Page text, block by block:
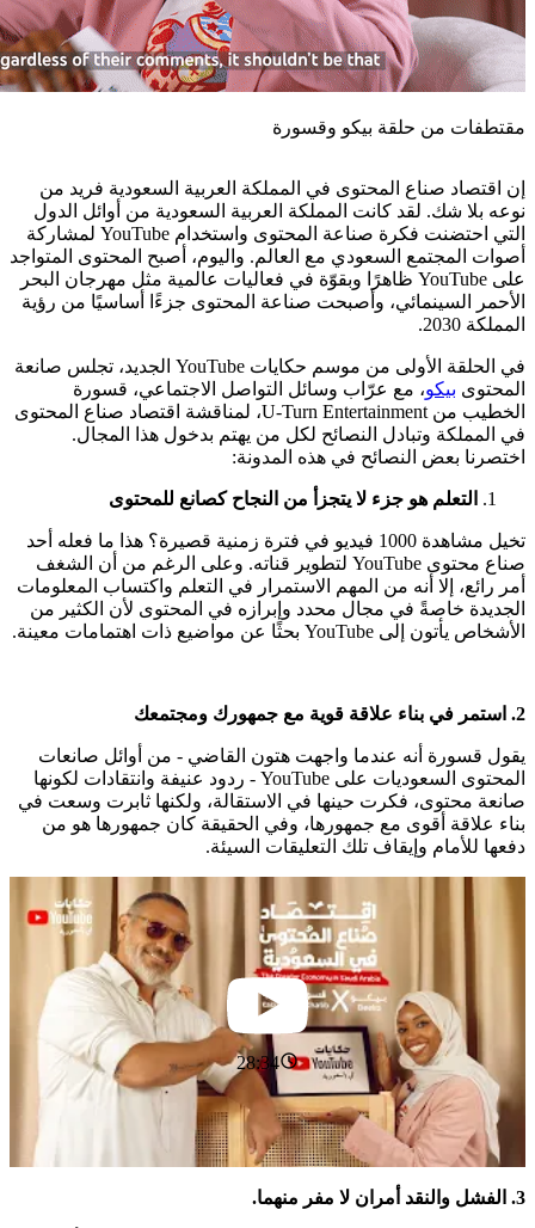
مقتطفات من حلقة بيكو وقسورة
إن اقتصاد صناع المحتوى في المملكة العربية السعودية فريد من
نوعه بلا شك. لقد كانت المملكة العربية السعودية من أوائل الدول
التي احتضنت فكرة صناعة المحتوى واستخدام YouTube لمشاركة
أصوات المجتمع السعودي مع العالم. واليوم، أصبح المحتوى المتواجد
على YouTube ظاهرًا وبقوّة في فعاليات عالمية مثل مهرجان البحر
الأحمر السينمائي، وأصبحت صناعة المحتوى جزءًا أساسيًا من رؤية
المملكة 2030.
في الحلقة الأولى من موسم حكايات YouTube الجديد، تجلس صانعة
المحتوى بيكو، مع عرّاب وسائل التواصل الاجتماعي، قسورة
الخطيب من U-Turn Entertainment، لمناقشة اقتصاد صناع المحتوى
في المملكة وتبادل النصائح لكل من يهتم بدخول هذا المجال.
اختصرنا بعض النصائح في هذه المدونة:
التعلم هو جزء لا يتجزأ من النجاح كصانع للمحتوى
تخيل مشاهدة 1000 فيديو في فترة زمنية قصيرة؟ هذا ما فعله أحد
صناع محتوى YouTube لتطوير قناته. وعلى الرغم من أن الشغف
أمر رائع، إلا أنه من المهم الاستمرار في التعلم واكتساب المعلومات
الجديدة خاصةً في مجال محدد وإبرازه في المحتوى لأن الكثير من
الأشخاص يأتون إلى YouTube بحثًا عن مواضيع ذات اهتمامات معينة.
2. استمر في بناء علاقة قوية مع جمهورك ومجتمعك
يقول قسورة أنه عندما واجهت هتون القاضي - من أوائل صانعات
المحتوى السعوديات على YouTube - ردود عنيفة وانتقادات لكونها
صانعة محتوى، فكرت حينها في الاستقالة، ولكنها ثابرت وسعت في
بناء علاقة أقوى مع جمهورها، وفي الحقيقة كان جمهورها هو من
دفعها للأمام وإيقاف تلك التعليقات السيئة.
28:34
3. الفشل والنقد أمران لا مفر منهما.